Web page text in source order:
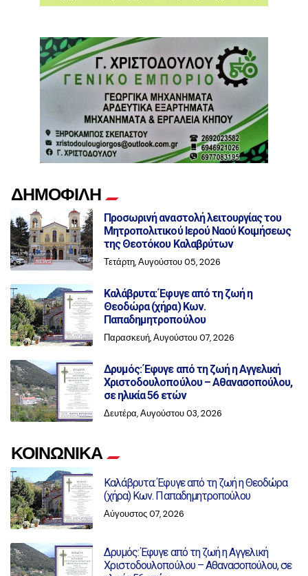
ΔΗΜΟΦΙΛΗ
Προσωρινή αναστολή λειτουργίας του
Μητροπολιτικού Ιερού Ναού Κοιμήσεως
της Θεοτόκου Καλαβρύτων
Τετάρτη, Αυγούστου 05, 2026
Καλάβρυτα: Έφυγε από τη ζωή η
Θεοδώρα (χήρα) Κων.
Παπαδημητροπούλου
Παρασκευή, Αυγούστου 07, 2026
Δρυμός: Έφυγε από τη ζωή η Αγγελική
Χριστοδουλοπούλου – Αθανασοπούλου,
σε ηλικία 56 ετών
Δευτέρα, Αυγούστου 03, 2026
ΚΟΙΝΩΝΙΚΑ
Καλάβρυτα: Έφυγε από τη ζωή η Θεοδώρα
(χήρα) Κων. Παπαδημητροπούλου
Αύγουστος 07, 2026
Δρυμός: Έφυγε από τη ζωή η Αγγελική
Χριστοδουλοπούλου – Αθανασοπούλου, σε